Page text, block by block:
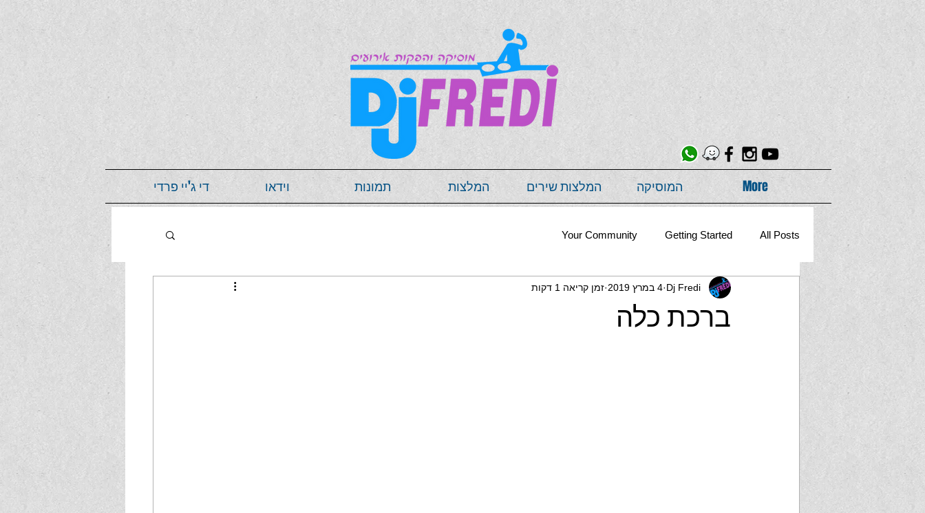
די ג'יי פרדי וידאו תמונות המלצות המלצות שירים המוסיקה More
All Posts
Getting Started
Your Community
ברכת כלה
Dj Fredi 4 במרץ 2019 זמן קריאה 1 דקות